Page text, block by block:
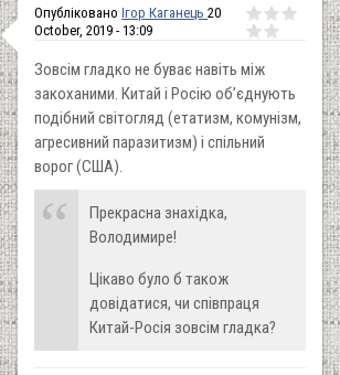
Опубліковано Ігор Каганець 20
October, 2019 - 13:09
Зовсім гладко не буває навіть між
закоханими. Китай і Росію об’єднують
подібний світогляд (етатизм, комунізм,
агресивний паразитизм) і спільний
ворог (США).
Прекрасна знахідка,
Володимире!
Цікаво було б також
довідатися, чи співпраця
Китай-Росія зовсім гладка?